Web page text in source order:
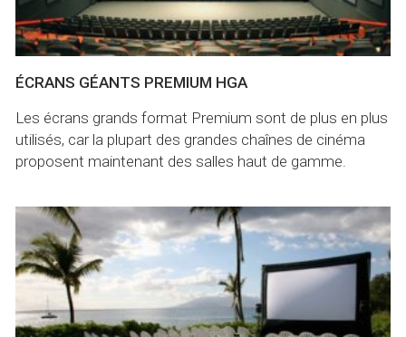
ÉCRANS GÉANTS PREMIUM HGA
​Les écrans grands format Premium sont de plus en plus
utilisés, car la plupart des grandes chaînes de cinéma
proposent maintenant des salles haut de gamme.